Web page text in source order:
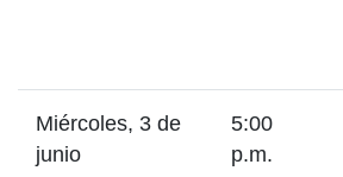
Miércoles, 3 de
junio
5:00
p.m.